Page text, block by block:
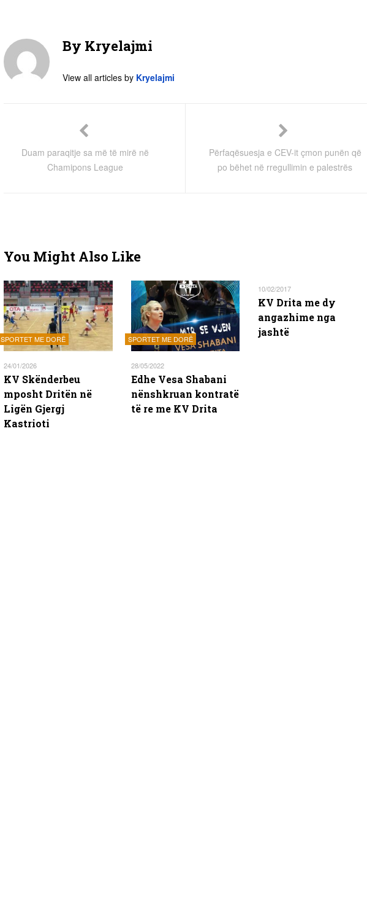
By Kryelajmi
View all articles by Kryelajmi
Duam paraqitje sa më të mirë në
Chamipons League
Përfaqësuesja e CEV-it çmon punën që
po bëhet në rregullimin e palestrës
You Might Also Like
SPORTET ME DORË
24/01/2026
KV Skënderbeu
mposht Dritën në
Ligën Gjergj
Kastrioti
SPORTET ME DORË
28/05/2022
Edhe Vesa Shabani
nënshkruan kontratë
të re me KV Drita
10/02/2017
KV Drita me dy
angazhime nga
jashtë